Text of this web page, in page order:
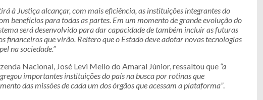
à Justiça alcançar, com mais eficiência, as instituições integrantes do
benefícios para todas as partes. Em um momento de grande evolução do
será desenvolvido para dar capacidade de também incluir as futuras
financeiros que virão. Reitero que o Estado deve adotar novas tecnologias
na sociedade.”
Nacional, José Levi Mello do Amaral Júnior, ressaltou que “a
importantes instituições do país na busca por rotinas que
das missões de cada um dos órgãos que acessam a plataforma”.